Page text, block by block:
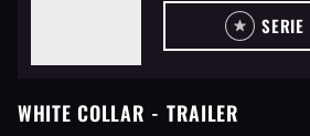
SERIE
WHITE COLLAR - TRAILER